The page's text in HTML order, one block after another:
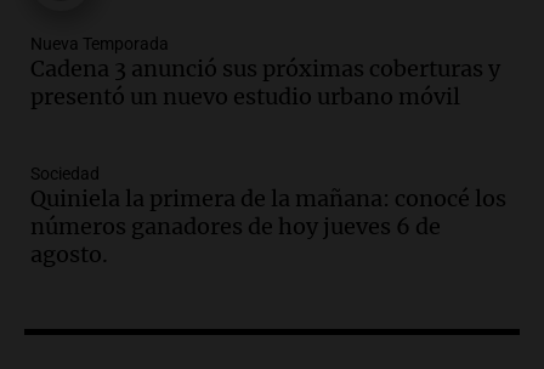
vivo en Culiacán, Sinaloa
Panorama Federal
Episodios
celular en Córdoba
Noticias
Episodios
de crisis de desapariciones
Nueva Temporada
Cadena 3 anunció sus próximas coberturas y
presentó un nuevo estudio urbano móvil
Sociedad
Quiniela la primera de la mañana: conocé los
números ganadores de hoy jueves 6 de
agosto.